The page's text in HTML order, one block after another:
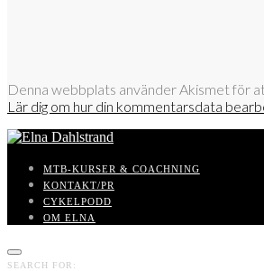
Denna webbplats använder Akismet för
Lär dig om hur din kommentarsdata
MTB-KURSER & COACHNING
KONTAKT/PR
CYKELPODD
OM ELNA
SEARCH FOR: